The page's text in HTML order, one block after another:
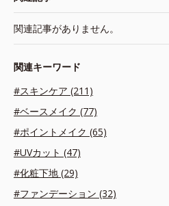
関連記事がありません。
関連キーワード
#スキンケア (211)
#ベースメイク (77)
#ポイントメイク (65)
#UVカット (47)
#化粧下地 (29)
#ファンデーション (32)